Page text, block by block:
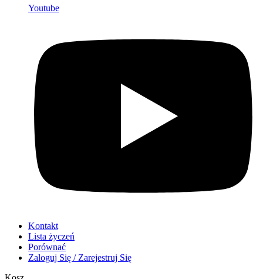
Youtube
Kontakt
Lista życzeń
Porównać
Zaloguj Się / Zarejestruj Się